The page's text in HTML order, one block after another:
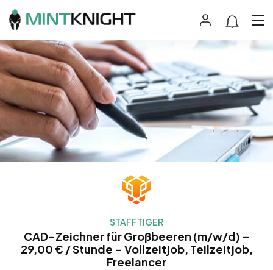
STAFFTIGER
CAD-Zeichner für Großbeeren (m/w/d) –
29,00 € / Stunde – Vollzeitjob, Teilzeitjob,
Freelancer